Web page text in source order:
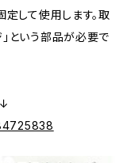
して使用します。取
という部品が必要で